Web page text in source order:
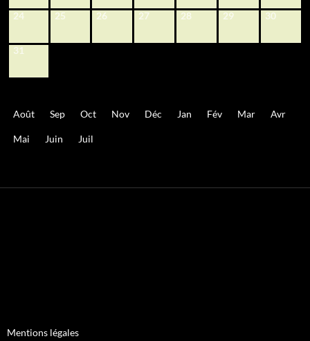
24 25 26 27 28 29 30
31
Août Sep Oct Nov Déc Jan Fév Mar Avr
Mai Juin Juil
Mentions légales